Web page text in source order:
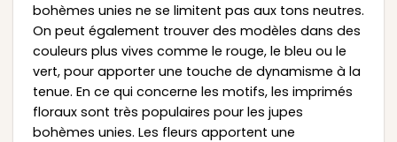
bohèmes unies ne se limitent pas aux tons neutres.
On peut également trouver des modèles dans des
couleurs plus vives comme le rouge, le bleu ou le
vert, pour apporter une touche de dynamisme à la
tenue. En ce qui concerne les motifs, les imprimés
floraux sont très populaires pour les jupes
bohèmes unies. Les fleurs apportent une